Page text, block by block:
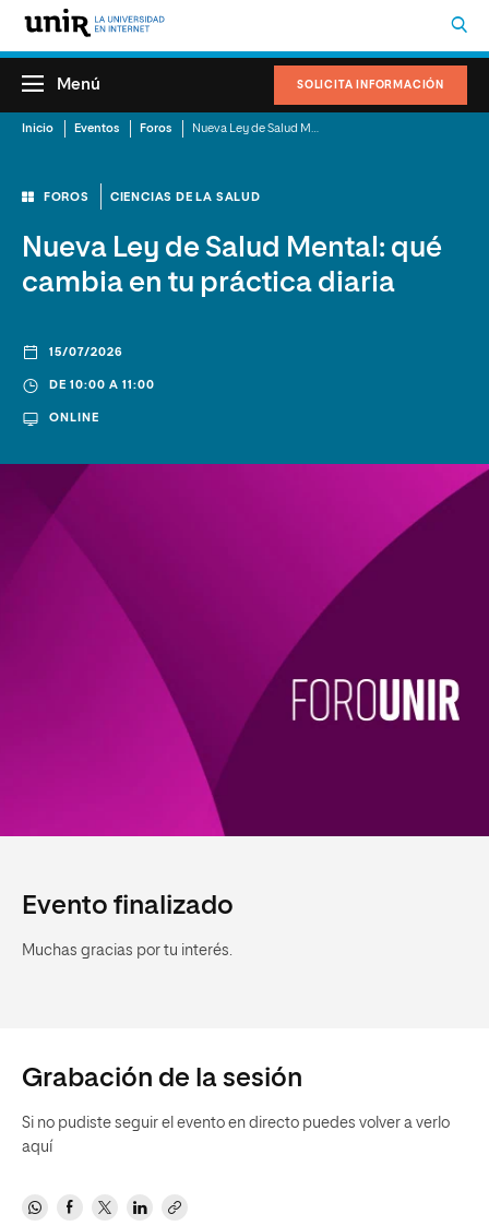
SOLICITA INFORMACIÓN
Menú
Inicio Eventos Foros
FOROS CIENCIAS DE LA SALUD
Nueva Ley de Salud Mental: qué
cambia en tu práctica diaria
15/07/2026
DE 10:00 A 11:00
ONLINE
Evento finalizado
Muchas gracias por tu interés.
Grabación de la sesión
Si no pudiste seguir el evento en directo puedes volver a verlo
aquí